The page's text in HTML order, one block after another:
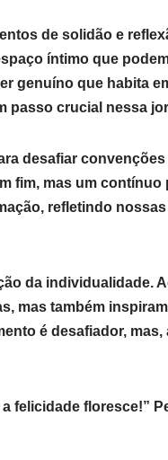
de solidão e
íntimo que
genuíno que habita
passo crucial nessa
desafiar
fim, mas um
refletindo
da individualidade.
mas também
é desafiador,
felicidade floresce!”